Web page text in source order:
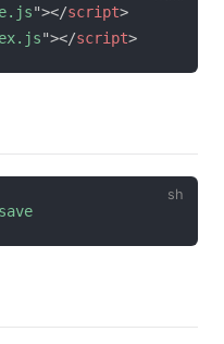
"></script>
"></script>